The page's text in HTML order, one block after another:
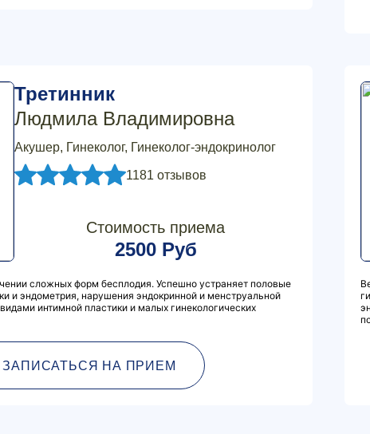
Третинник
Людмила Владимировна
Акушер, Гинеколог, Гинеколог-эндокринолог
1181 отзывов
Стоимость приема
2500 Руб
сложных форм бесплодия. Успешно устраняет половые
и эндометрия, нарушения эндокринной и менструальной
интимной пластики и малых гинекологических
ЗАПИСАТЬСЯ НА ПРИЕМ